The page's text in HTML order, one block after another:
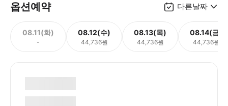
옵션예약 다른날짜
08.11(화)
-
08.12(수)
44,736원
08.13(목)
44,736원
08.14(금)
44,736원